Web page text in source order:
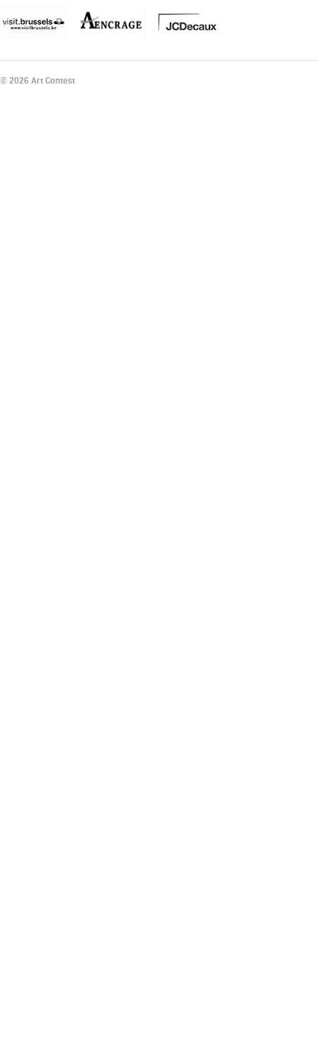
© 2026 Art Contest